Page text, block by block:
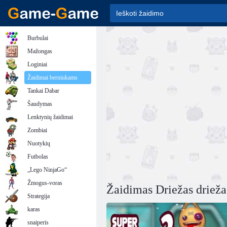
Žaidimas Driežas
Burbulai
Mažongas
Loginiai
Žaidimai berniukams
Tankai Dabar
Šaudymas
Lenktynių žaidimai
Zombiai
Nuotykių
Futbolas
„Lego NinjaGo“
Žmogus-voras
Strategija
karas
snaiperis